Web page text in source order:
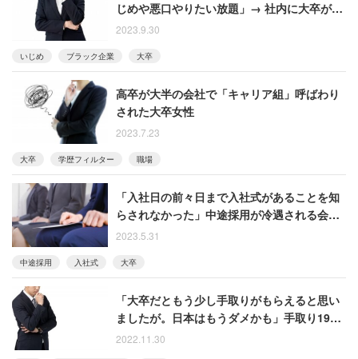
じめや悪口やりたい放題」→ 社内に大卒がほ
ぼいなくなる
2023.9.30
いじめ ブラック企業 大卒
高卒が大半の会社で「キャリア組」呼ばわり
された大卒女性
2023.7.23
大卒 学歴フィルター 職場
「入社日の前々日まで入社式があることを知
らされなかった」中途採用が冷遇される会社
を2週間で退職
2023.5.31
中途採用 入社式 大卒
「大卒だともう少し手取りがもらえると思い
ましたが。日本はもうダメかも」手取り19.5
万円の20代男性
2022.11.30